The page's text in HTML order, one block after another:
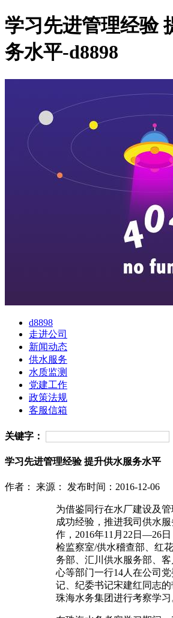
学习先进管理经验
务水平-d8898
d8898
走进公司
新闻动态
供水服务
水质监测
党建工作
政策法规
客服信箱
关键字：
学习先进管理经验 提升供水服务水平
作者： 来源： 发布时间：2016-12-06
为借鉴同行在水厂建设及
成功经验，推进我司供水
作，2016年11月22日—26
检监察室/供水稽查部、红
务部、汇川供水服务部、客
心等部门一行14人在公司
记、纪委书记宋建红同志的
珠海水务集团进行考察学习